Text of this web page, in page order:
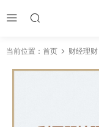
当前位置： 首页 财经理财